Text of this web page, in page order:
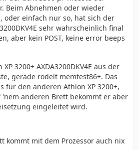
Beim Abnehmen oder wieder
oder einfach nur so, hat sich der
sehr wahrscheinlich final
aber kein POST, keine error beeps
3200+ AXDA3200DKV4E aus der
gerade rödelt memtest86+. Das
für den anderen Athlon XP 3200+,
'nem anderen Brett bekommt er aber
eingeleitet wird.
kommt mit dem Prozessor auch nix